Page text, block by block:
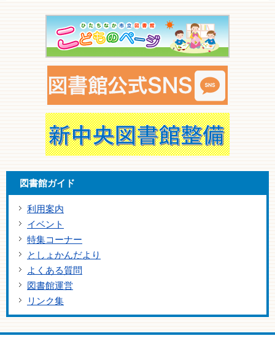
図書館ガイド
利用案内
イベント
特集コーナー
としょかんだより
よくある質問
図書館運営
リンク集